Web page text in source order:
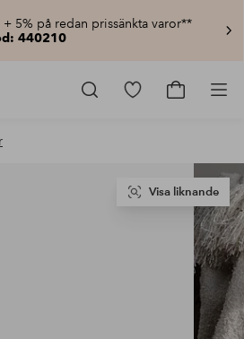
5% på redan prissänkta varor**
440210
Gå
Gå
Visa liknande